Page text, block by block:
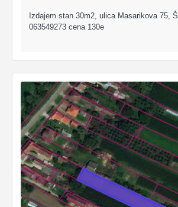
Izdajem stan 30m2, ulica Masarikova 75,
063549273 cena 130e